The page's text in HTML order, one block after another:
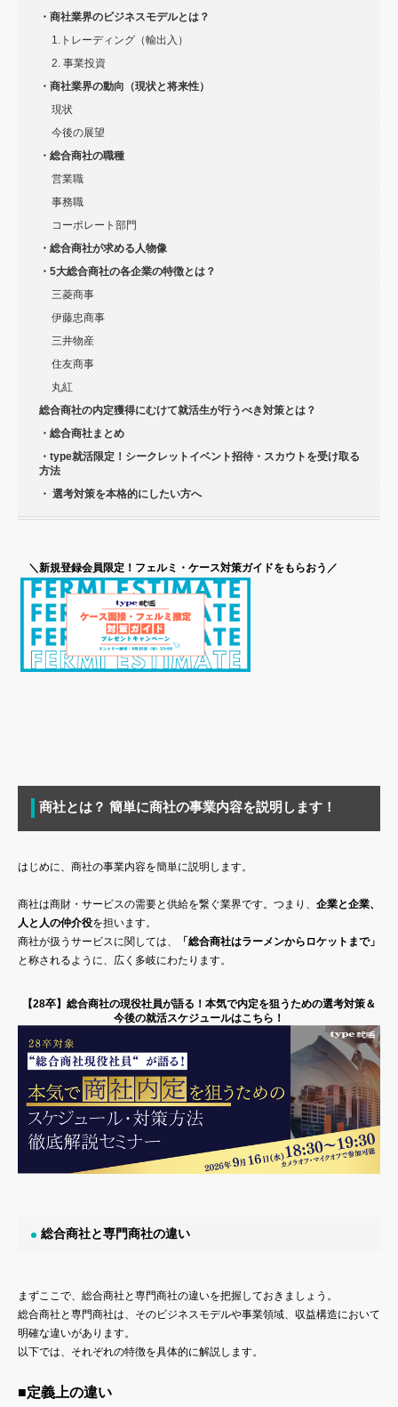
・商社業界のビジネスモデルとは？
1.トレーディング（輸出入）
2. 事業投資
・商社業界の動向（現状と将来性）
現状
今後の展望
・総合商社の職種
営業職
事務職
コーポレート部門
・総合商社が求める人物像
・5大総合商社の各企業の特徴とは？
三菱商事
伊藤忠商事
三井物産
住友商事
丸紅
総合商社の内定獲得にむけて就活生が行うべき対策とは？
・総合商社まとめ
・type就活限定！シークレットイベント招待・スカウトを受け取る
方法
・ 選考対策を本格的にしたい方へ
＼新規登録会員限定！フェルミ・ケース対策ガイドをもらおう／
商社とは？ 簡単に商社の事業内容を説明します！
はじめに、商社の事業内容を簡単に説明します。
商社は商財・サービスの需要と供給を繋ぐ業界です。つまり、 企業と企業、
人と人の仲介役を担います。
商社が扱うサービスに関しては、
「総合商社はラーメンからロケットまで」
と称されるように、広く多岐にわたります。
【28卒】総合商社の現役社員が語る！本気で内定を狙うための選考対策＆
今後の就活スケジュールはこちら！
総合商社と専門商社の違い
まずここで、総合商社と専門商社の違いを把握しておきましょう。
総合商社と専門商社は、そのビジネスモデルや事業領域、収益構造において
明確な違いがあります。
以下では、それぞれの特徴を具体的に解説します。
■定義上の違い